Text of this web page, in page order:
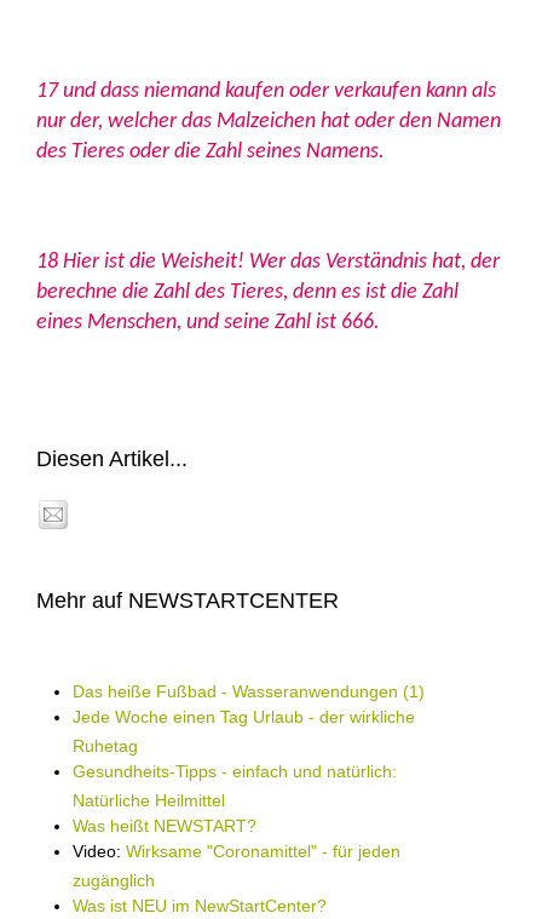
17 und dass niemand kaufen oder verkaufen kann als
nur der, welcher das Malzeichen hat oder den Namen
des Tieres oder die Zahl seines Namens.
18 Hier ist die Weisheit! Wer das Verständnis hat, der
berechne die Zahl des Tieres, denn es ist die Zahl
eines Menschen, und seine Zahl ist 666.
Diesen Artikel...
Mehr auf NEWSTARTCENTER
Das heiße Fußbad - Wasseranwendungen (1)
Jede Woche einen Tag Urlaub - der wirkliche
Ruhetag
Gesundheits-Tipps - einfach und natürlich:
Natürliche Heilmittel
Was heißt NEWSTART?
Video: Wirksame "Coronamittel" - für jeden
zugänglich
Was ist NEU im NewStartCenter?